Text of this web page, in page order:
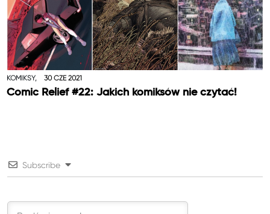
KOMIKSY, 30 CZE 2021
Comic Relief #22: Jakich komiksów nie czytać!
Subscribe